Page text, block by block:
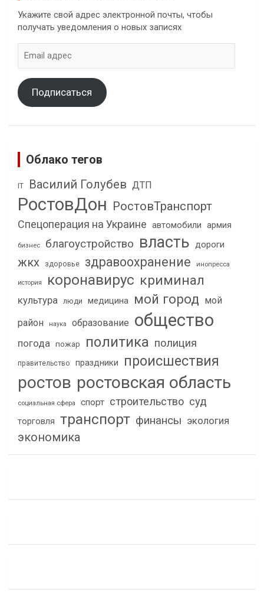
Укажите свой адрес электронной почты, чтобы
получать уведомления о новых записях
адрес
Подписаться
Облако тегов
IT Василий Голубев ДТП
РостовДон РостовТранспорт
Спецоперация на Украине автомобили армия
бизнес благоустройство власть дороги
жкх здоровье здравоохранение инопресса
история коронавирус криминал
культура люди медицина мой город мой
район
наука образование общество
погода пожар политика полиция
правительство праздники происшествия
ростов ростовская область
социальная сфера спорт строительство суд
торговля транспорт финансы экология
экономика